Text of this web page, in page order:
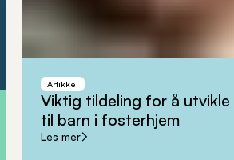
Artikkel
Viktig tildeling for å utvikle
til barn i fosterhjem
Les mer